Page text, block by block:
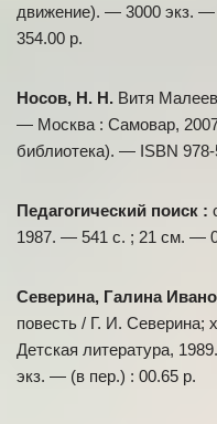
движение). — 3000 экз. —
354.00 р.
Носов, Н. Н. Витя
— Москва : Самовар,
библиотека). — ISBN
Педагогический поиск :
1987. — 541 с. ; 21 см. —
Северина, Галина
повесть / Г. И.
Детская литература,
экз. — (в пер.) : 00.65 р.